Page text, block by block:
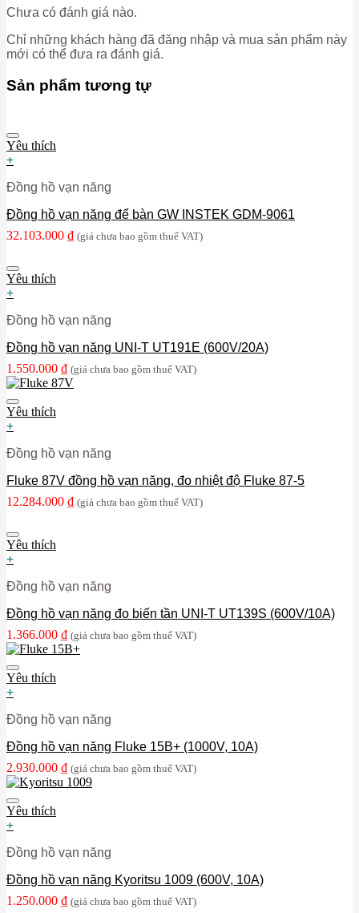
Chưa có đánh giá nào.
Chỉ những khách hàng đã đăng nhập và mua sản phẩm này
mới có thể đưa ra đánh giá.
Sản phẩm tương tự
Yêu thích
+
Đồng hồ vạn năng
Đồng hồ vạn năng để bàn GW INSTEK GDM-9061
32.103.000 ₫ (giá chưa bao gồm thuế VAT)
Yêu thích
+
Đồng hồ vạn năng
Đồng hồ vạn năng UNI-T UT191E (600V/20A)
1.550.000 ₫ (giá chưa bao gồm thuế VAT)
Yêu thích
+
Đồng hồ vạn năng
Fluke 87V đồng hồ vạn năng, đo nhiệt độ Fluke 87-5
12.284.000 ₫ (giá chưa bao gồm thuế VAT)
Yêu thích
+
Đồng hồ vạn năng
Đồng hồ vạn năng đo biến tần UNI-T UT139S (600V/10A)
1.366.000 ₫ (giá chưa bao gồm thuế VAT)
Yêu thích
+
Đồng hồ vạn năng
Đồng hồ vạn năng Fluke 15B+ (1000V, 10A)
2.930.000 ₫ (giá chưa bao gồm thuế VAT)
Yêu thích
+
Đồng hồ vạn năng
Đồng hồ vạn năng Kyoritsu 1009 (600V, 10A)
1.250.000 ₫ (giá chưa bao gồm thuế VAT)